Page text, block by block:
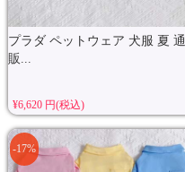
プラダ ペットウェア 犬服 夏 通
販...
¥6,620 円(税込)
-17%